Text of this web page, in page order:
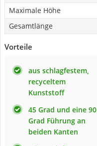
Maximale Höhe
Gesamtlänge
Vorteile
aus schlagfestem,
recyceltem
Kunststoff
45 Grad und eine 90
Grad Führung an
beiden Kanten